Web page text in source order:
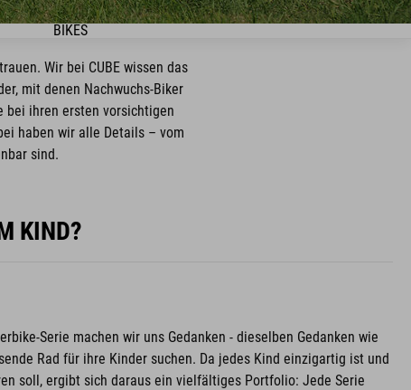
BIKES
Wir bei CUBE wissen das
mit denen Nachwuchs-Biker
bei ihren ersten vorsichtigen
haben wir alle Details – vom
sind.
KIND?
Serie machen wir uns Gedanken - dieselben Gedanken wie
Rad für ihre Kinder suchen. Da jedes Kind einzigartig ist und
soll, ergibt sich daraus ein vielfältiges Portfolio: Jede Serie